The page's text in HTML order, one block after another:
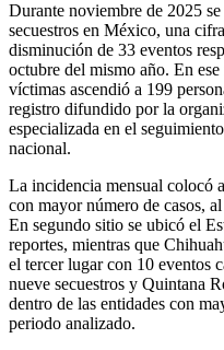
Durante noviembre de 2025
secuestros en México, una
disminución de 33 eventos
octubre del mismo año. En
víctimas ascendió a 199
registro difundido por la
especializada en el
nacional.
La incidencia mensual colocó
con mayor número de casos,
En segundo sitio se ubicó el
reportes, mientras que
el tercer lugar con 10 eventos
nueve secuestros y Quintana
dentro de las entidades con
periodo analizado.